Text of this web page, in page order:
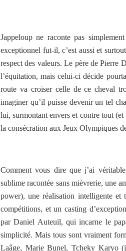
Jappeloup ne raconte pas
exceptionnel fut-il, c’est aussi et
respect des valeurs. Le père de Pierre
l’équitation, mais celui-ci décide
route va croiser celle de ce cheval
imaginer qu’il puisse devenir un tel
lui, surmontant envers et contre tout
la consécration aux Jeux Olympiques
Comment vous dire que j’ai
sublime racontée sans mièvrerie, une
power), une réalisation intelligente
compétitions, et un casting
par Daniel Auteuil, qui incarne le
simplicité. Mais tous sont vraiment
Laâge, Marie Bunel, Tcheky Karyo